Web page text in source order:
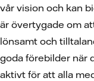
vår vision och kan
är övertygade om
lönsamt och
goda förebilder när
aktivt för att alla